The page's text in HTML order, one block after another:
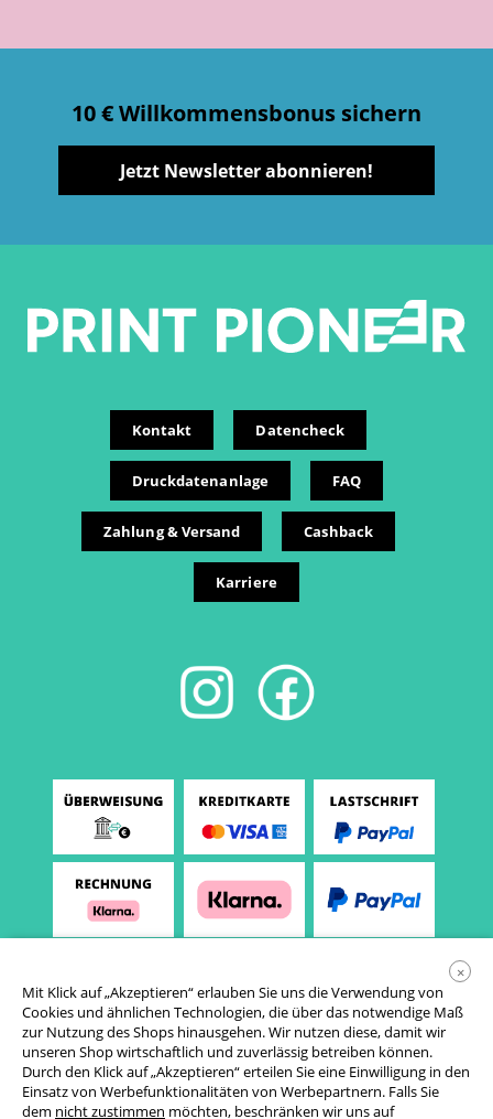
10 € Willkommensbonus sichern
Jetzt Newsletter abonnieren!
Kontakt Datencheck
Druckdatenanlage FAQ
Zahlung & Versand Cashback
Karriere
AGB
×
Mit Klick auf „Akzeptieren“ erlauben Sie uns die Verwendung von
Cookies und ähnlichen Technologien, die über das notwendige Maß
zur Nutzung des Shops hinausgehen. Wir nutzen diese, damit wir
unseren Shop wirtschaftlich und zuverlässig betreiben können.
Durch den Klick auf „Akzeptieren“ erteilen Sie eine Einwilligung in den
Einsatz von Werbefunktionalitäten von Werbepartnern. Falls Sie
dem nicht zustimmen möchten, beschränken wir uns auf